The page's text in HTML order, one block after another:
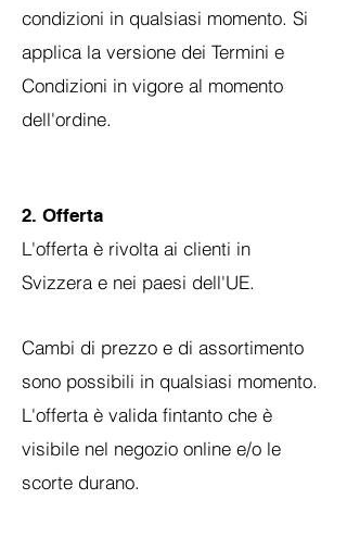
condizioni in qualsiasi momento. Si
applica la versione dei Termini e
Condizioni in vigore al momento
dell'ordine.
2. Offerta
L'offerta è rivolta ai clienti in
Svizzera e nei paesi dell'UE.
Cambi di prezzo e di assortimento
sono possibili in qualsiasi momento.
L'offerta è valida fintanto che è
visibile nel negozio online e/o le
scorte durano.